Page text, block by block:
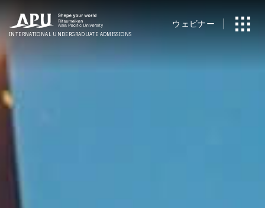
INTERNATIONAL UNDERGRADUATE ADMISSIONS
ウェビナー